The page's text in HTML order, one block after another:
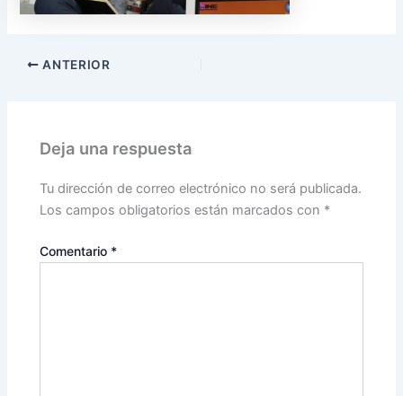
ANTERIOR
Deja una respuesta
Tu dirección de correo electrónico no será publicada.
Los campos obligatorios están marcados con *
Comentario *